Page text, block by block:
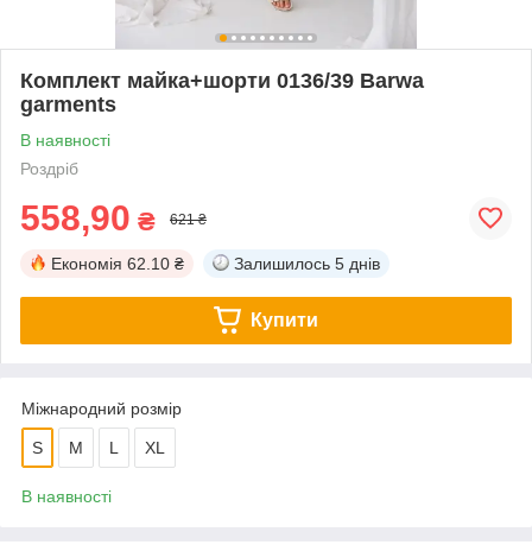
Комплект майка+шорти 0136/39 Barwa
garments
В наявності
Роздріб
558,90 ₴ 621 ₴
Економія 62.10 ₴ Залишилось 5 днів
Купити
Міжнародний розмір
S M L XL
В наявності